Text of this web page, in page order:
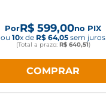
PorR$ 599,00no PIX
ou10x de R$ 64,05 sem juros
(Total a prazo: R$ 640,51)
COMPRAR